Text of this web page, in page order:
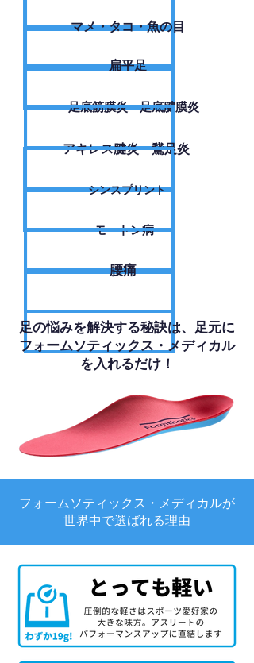
​マメ・タコ・魚の目
扁平足
足底筋膜炎・足底腱膜炎
アキレス腱炎・鵞足炎
シンスプリント
モートン病
腰痛
足の悩みを解決する秘訣は、足元に
フォームソティックス・メディカル
を入れるだけ！
フォームソティックス・メディカルが
世界中で選ばれる理由